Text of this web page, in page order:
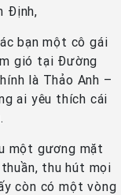
Định,
bạn một cô gái
gió tại Đường
là Thảo Anh –
ai yêu thích cái
một gương mặt
thu hút mọi
còn có một vòng